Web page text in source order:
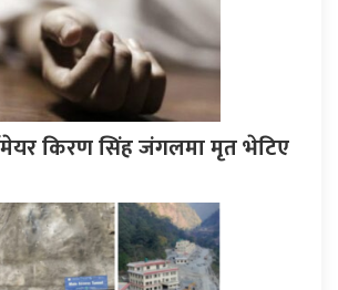
किरण सिंह जंगलमा मृत भेटिए